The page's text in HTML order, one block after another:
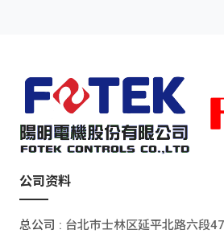
公司资料
总公司 : 台北巿士林区延平北路六段